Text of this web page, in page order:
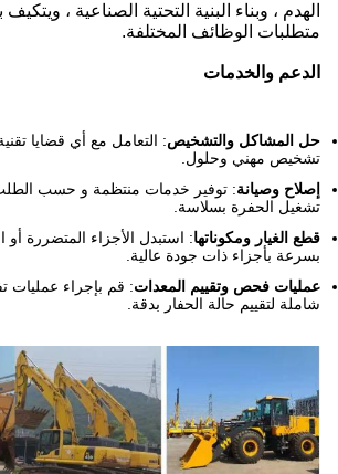
الهدم ، وبناء البنية التحتية الصناعية ،
متطلبات الوظائف المختلفة.
الدعم والخدمات
حل المشاكل والتشخيص: التعامل مع أي قضايا
تشخيص مهني وحلول.
إصلاح وصيانة: توفير خدمات منتظمة و حسب
تشغيل الحفرة بسلاسة.
قطع الغيار ومكوناتها: استبدل الأجزاء المتضررة أو
بسرعة بأجزاء ذات جودة عالية.
عمليات فحص وتقييم المعدات: قم بإجراء عمليات
شاملة لتقييم حالة الحفار بدقة.